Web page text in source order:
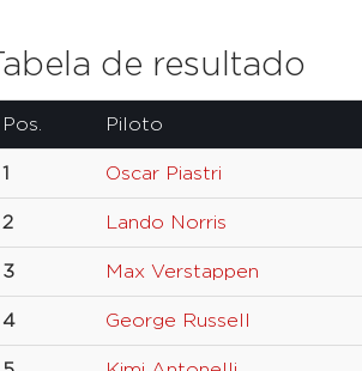
Tabela de resultado
Pos. Piloto
1 Oscar Piastri
2 Lando Norris
3 Max Verstappen
4 George Russell